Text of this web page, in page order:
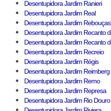
Desentupidora Jardim Ranieri
Desentupidora Jardim Real
Desentupidora Jardim Rebouças
Desentupidora Jardim Recanto
Desentupidora Jardim Recanto
Desentupidora Jardim Recreio
Desentupidora Jardim Régis
Desentupidora Jardim Reimberg
Desentupidora Jardim Remo
Desentupidora Jardim Represa
Desentupidora Jardim Rio Douro